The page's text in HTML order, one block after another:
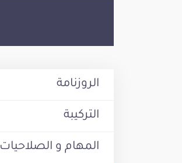
الروزنامة
التركيبة
المهام و الصلاحيات